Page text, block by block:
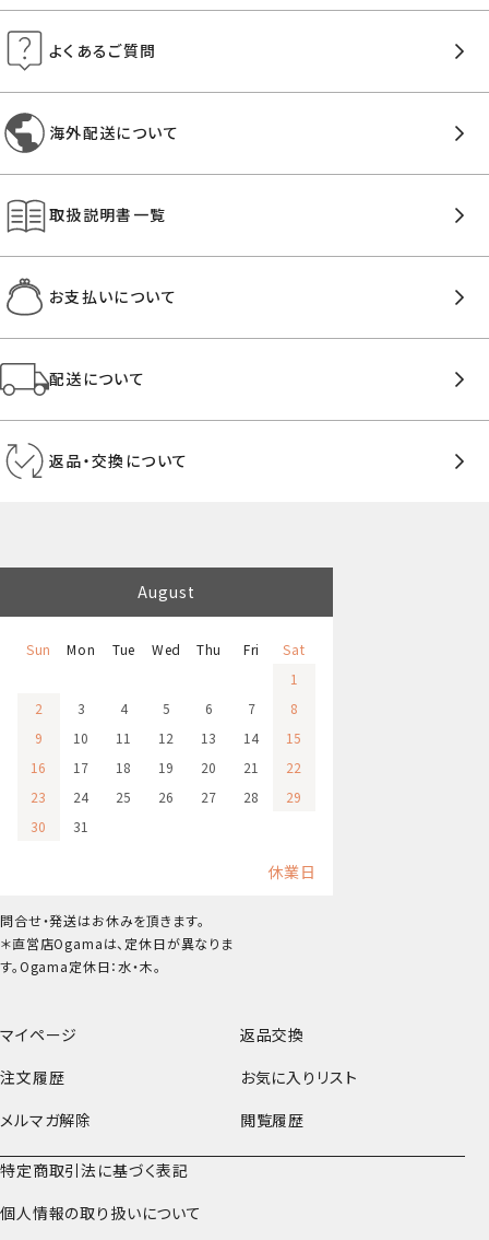
よくあるご質問
海外配送について
取扱説明書一覧
お支払いについて
配送について
返品・交換について
マイページ
返品交換
注文履歴
お気に入りリスト
メルマガ解除
閲覧履歴
特定商取引法に基づく表記
個人情報の取り扱いについて
August
Sun Mon Tue Wed Thu Fri
Sat
1
2
3 4 5 6 7
8
9
10 11 12 13 14
15
16
17 18 19 20 21
22
23
24 25 26 27 28
29
30
31
休業日
問合せ・発送はお休みを頂きます。
＊直営店Ogamaは、定休日が異なりま
す。Ogama定休日：水・木。